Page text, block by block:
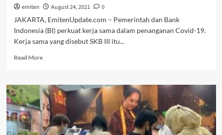
emiten August 24, 2021
0
JAKARTA, EmitenUpdate.com – Pemerintah dan Bank
Indonesia (BI) perkuat kerja sama dalam penanganan Covid-19.
Kerja sama yang disebut SKB III itu...
Read MoreRead
Biayai
Sektor
Kesehatan
dan
Kemanusiaan,
Pemerintah